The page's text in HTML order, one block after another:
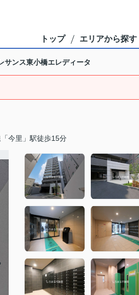
トップ エリアから探す
サンス東小橋エレディータ
今里」駅徒歩15分